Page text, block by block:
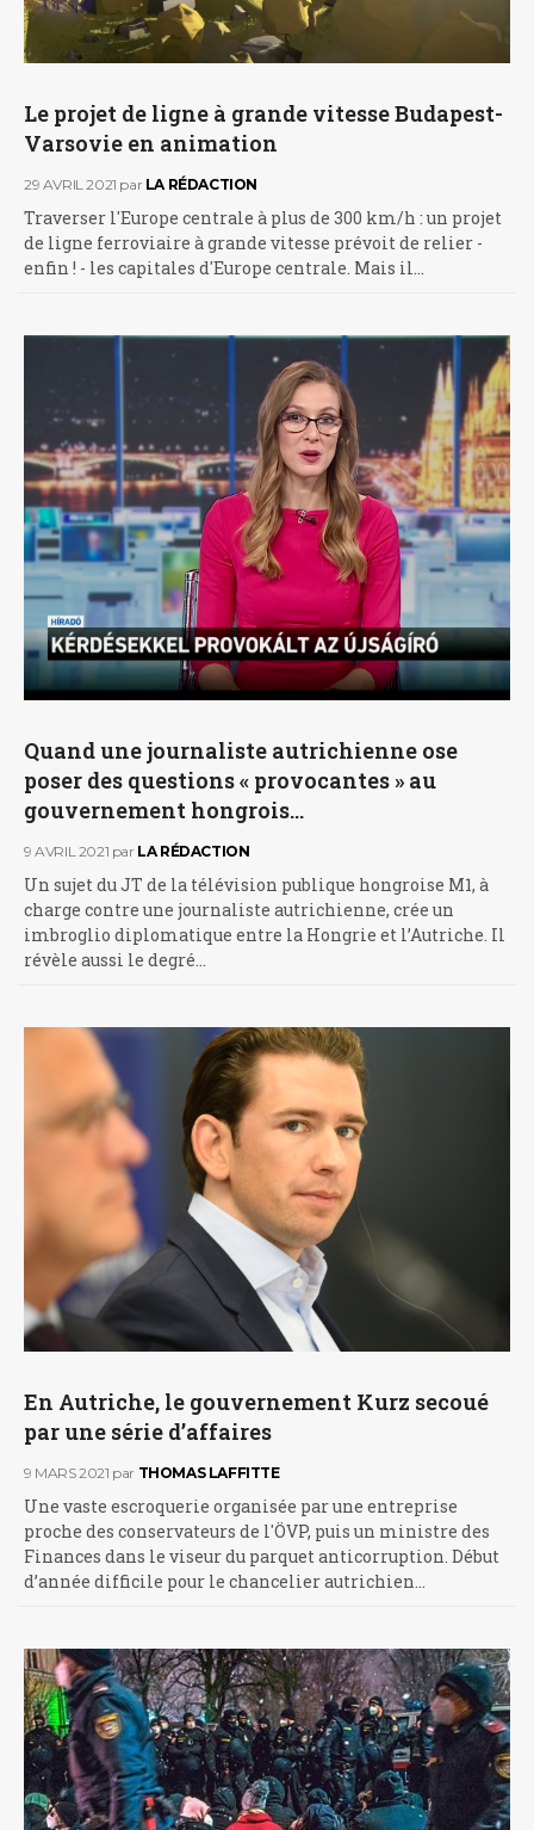
Le projet de ligne à grande vitesse Budapest-
Varsovie en animation
29 AVRIL 2021 par LA RÉDACTION
Traverser l'Europe centrale à plus de 300 km/h : un projet
de ligne ferroviaire à grande vitesse prévoit de relier -
enfin ! - les capitales d'Europe centrale. Mais il…
Quand une journaliste autrichienne ose
poser des questions « provocantes » au
gouvernement hongrois…
9 AVRIL 2021 par LA RÉDACTION
Un sujet du JT de la télévision publique hongroise M1, à
charge contre une journaliste autrichienne, crée un
imbroglio diplomatique entre la Hongrie et l’Autriche. Il
révèle aussi le degré…
En Autriche, le gouvernement Kurz secoué
par une série d’affaires
9 MARS 2021 par THOMAS LAFFITTE
Une vaste escroquerie organisée par une entreprise
proche des conservateurs de l'ÖVP, puis un ministre des
Finances dans le viseur du parquet anticorruption. Début
d’année difficile pour le chancelier autrichien…